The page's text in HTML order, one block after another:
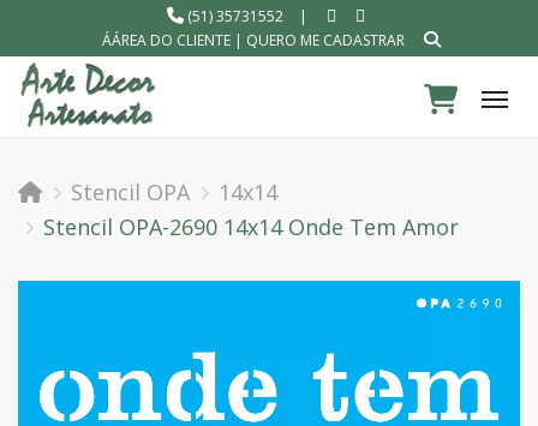
(51) 35731552
|
ÁÁREA DO CLIENTE| QUERO ME CADASTRAR
Stencil OPA
14x14
Stencil OPA-2690 14x14 Onde Tem Amor